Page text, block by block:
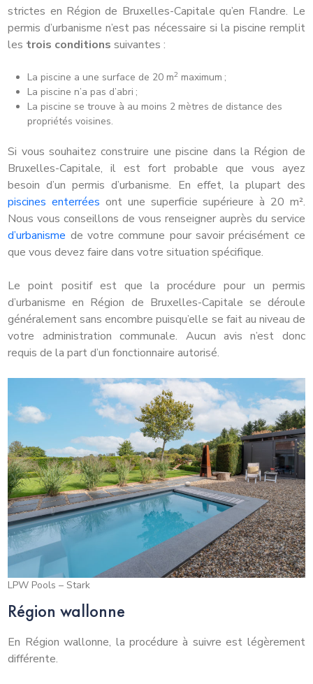
strictes en Région de Bruxelles-Capitale qu’en Flandre. Le
permis d’urbanisme n’est pas nécessaire si la piscine remplit
les trois conditions suivantes :
La piscine a une surface de 20 m2 maximum ;
La piscine n’a pas d’abri ;
La piscine se trouve à au moins 2 mètres de distance des
propriétés voisines.
Si vous souhaitez construire une piscine dans la Région de
Bruxelles-Capitale, il est fort probable que vous ayez
besoin d’un permis d’urbanisme. En effet, la plupart des
piscines enterrées ont une superficie supérieure à 20 m².
Nous vous conseillons de vous renseigner auprès du service
d’urbanisme de votre commune pour savoir précisément ce
que vous devez faire dans votre situation spécifique.
Le point positif est que la procédure pour un permis
d’urbanisme en Région de Bruxelles-Capitale se déroule
généralement sans encombre puisqu’elle se fait au niveau de
votre administration communale. Aucun avis n’est donc
requis de la part d’un fonctionnaire autorisé.
LPW Pools – Stark
Région wallonne
En Région wallonne, la procédure à suivre est légèrement
différente.